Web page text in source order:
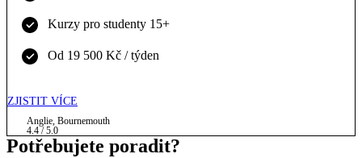
Kurzy pro studenty 15+
Od 19 500 Kč / týden
ZJISTIT VÍCE
Anglie, Bournemouth​
4.4 / 5.0
Potřebujete poradit?